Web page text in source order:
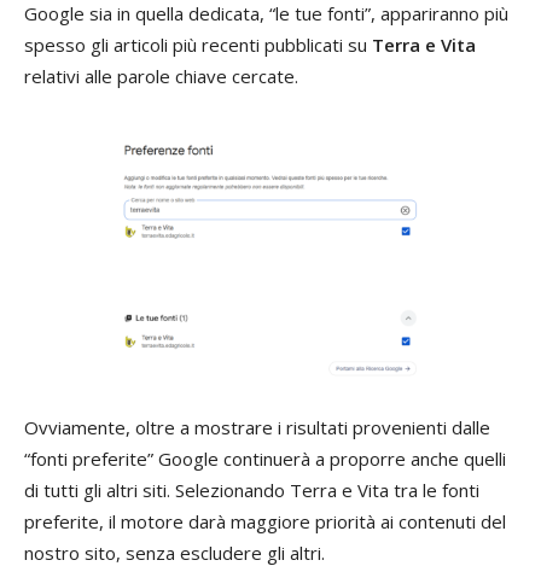
Google sia in quella dedicata, “le tue fonti”, appariranno più
spesso gli articoli più recenti pubblicati su Terra e Vita
relativi alle parole chiave cercate.
Ovviamente, oltre a mostrare i risultati provenienti dalle
“fonti preferite” Google continuerà a proporre anche quelli
di tutti gli altri siti. Selezionando Terra e Vita tra le fonti
preferite, il motore darà maggiore priorità ai contenuti del
nostro sito, senza escludere gli altri.